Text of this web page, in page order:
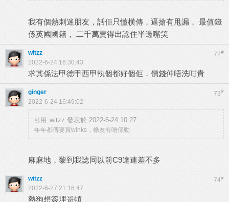
我有個熱刺迷朋友，話佢只懂横傳，逼搶有甩漏， 最值錢
係英國國籍， 二千萬賣得出諗住半邊嘴笑
72#
witzz
2022-6-24 16:30:43
求其係法甲徳甲西甲執個都好個佢，價錢仲唔洗咁貴
73#
ginger
2022-6-24 16:49:02
引用: witzz 發表於 2022-6-24 10:27
年年都傳要買winks，條友有唔係勁
麻麻地，黎到我諗同以前C9達連差不多
74#
witzz
2022-6-27 21:16:47
熱狗想簽埋哥頓